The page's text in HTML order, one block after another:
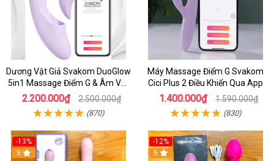
Dương Vật Giả Svakom DuoGlow
5in1 Massage Điểm G & Âm Vật
Điều Khiển App Thông Minh
2.200.000₫ 2.500.000₫
(870)
Máy Massage Điểm G Svakom
Cici Plus 2 Điều Khiển Qua App
1.400.000₫ 1.590.000₫
(830)
-13%
5
-12%
5